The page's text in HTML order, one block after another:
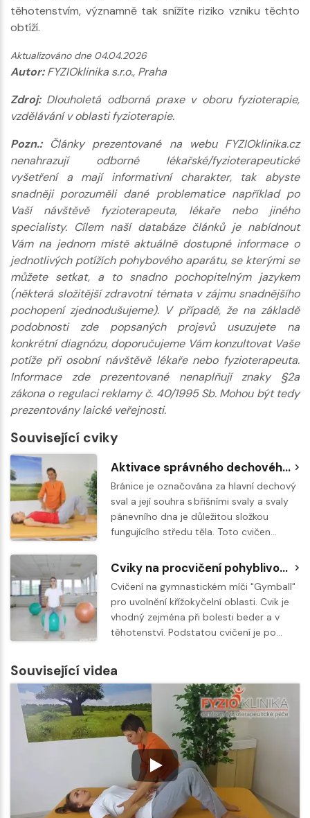
těhotenstvím, významně tak snížíte riziko vzniku těchto
obtíží.
Aktualizováno dne 04.04.2026
Autor:FYZIOklinika s.r.o., Praha
Zdroj: Dlouholetá odborná praxe v oboru fyzioterapie,
vzdělávání v oblasti fyzioterapie.
Pozn.:Články prezentované na webu FYZIOklinika.cz
nenahrazují odborné lékařské/fyzioterapeutické
vyšetření a mají informativní charakter, tak abyste
snadněji porozuměli dané problematice například po
Vaší návštěvě fyzioterapeuta, lékaře nebo jiného
specialisty. Cílem naší databáze článků je nabídnout
Vám na jednom místě aktuálně dostupné informace o
jednotlivých potížích pohybového aparátu, se kterými se
můžete setkat, a to snadno pochopitelným jazykem
(některá složitější zdravotní témata v zájmu snadnějšího
pochopení zjednodušujeme). V případě, že na základě
podobnosti zde popsaných projevů usuzujete na
konkrétní diagnózu, doporučujeme Vám konzultovat Vaše
potíže při osobní návštěvě lékaře nebo fyzioterapeuta.
Informace zde prezentované nenaplňují znaky §2a
zákona o regulaci reklamy č. 40/1995 Sb. Mohou být tedy
prezentovány laické veřejnosti.
Související cviky
Aktivace správného dechového stereotypu
Bránice je označována za hlavní dechový
sval a její souhra s břišními svaly a svaly
pánevního dna je důležitou složkou
fungujícího středu těla. Toto cvičen…
Cviky na procvičení pohyblivosti pánevního dna
Cvičení na gymnastickém míči "Gymball"
pro uvolnění křížokyčelní oblasti. Cvik je
vhodný zejména při bolesti beder a v
těhotenství. Podstatou cvičení je po…
Související videa